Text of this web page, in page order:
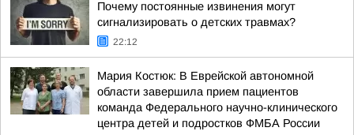
Почему постоянные извинения могут
сигнализировать о детских травмах?
22:12
Мария Костюк: В Еврейской автономной
области завершила прием пациентов
команда Федерального научно-клинического
центра детей и подростков ФМБА России